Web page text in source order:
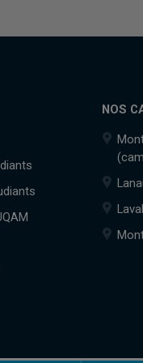
NOS
Laval